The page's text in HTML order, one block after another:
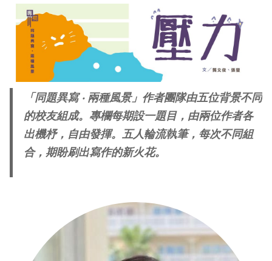
其他書院出版
新亞影集
影片庫
Campus Tour
Fellows of the College
New Asianships
「同題異寫 ‧ 兩種風景」作者團隊由五位背景不同
的校友組成。專欄每期設一題目，由兩位作者各
出機杼，自由發揮。五人輪流執筆，每次不同組
合，期盼刷出寫作的新火花。